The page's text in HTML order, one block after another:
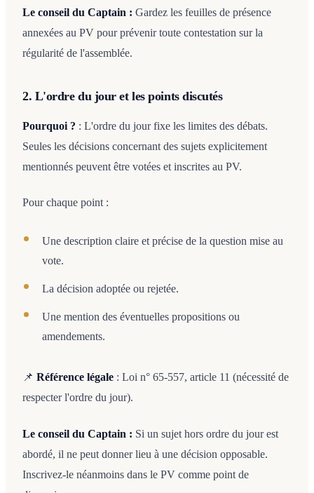
Le conseil du Captain : Gardez les feuilles de présence
annexées au PV pour prévenir toute contestation sur la
régularité de l'assemblée.
2. L'ordre du jour et les points discutés
Pourquoi ? : L'ordre du jour fixe les limites des débats.
Seules les décisions concernant des sujets explicitement
mentionnés peuvent être votées et inscrites au PV.
Pour chaque point :
Une description claire et précise de la question mise au
vote.
La décision adoptée ou rejetée.
Une mention des éventuelles propositions ou
amendements.
📌 Référence légale : Loi n° 65-557, article 11 (nécessité de
respecter l'ordre du jour).
Le conseil du Captain : Si un sujet hors ordre du jour est
abordé, il ne peut donner lieu à une décision opposable.
Inscrivez-le néanmoins dans le PV comme point de